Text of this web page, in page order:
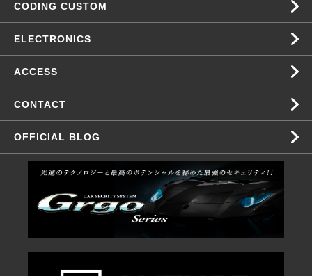
CODING CUSTOM
ELECTRONICS
ACCESS
CONTACT
OFFICIAL BLOG